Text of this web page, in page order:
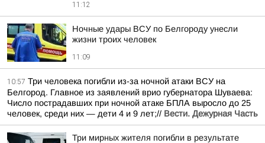
11:12
Ночные удары ВСУ по Белгороду унесли
жизни троих человек
11:09
10:57 Три человека погибли из-за ночной атаки ВСУ на
Белгород. Главное из заявлений врио губернатора Шуваева:
Число пострадавших при ночной атаке БПЛА выросло до 25
человек, среди них — дети 4 и 9 лет;// Вести. Дежурная Часть
Три мирных жителя погибли в результате